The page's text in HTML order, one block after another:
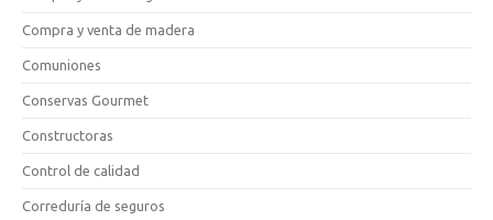
Compra y venta de madera
Comuniones
Conservas Gourmet
Constructoras
Control de calidad
Correduría de seguros